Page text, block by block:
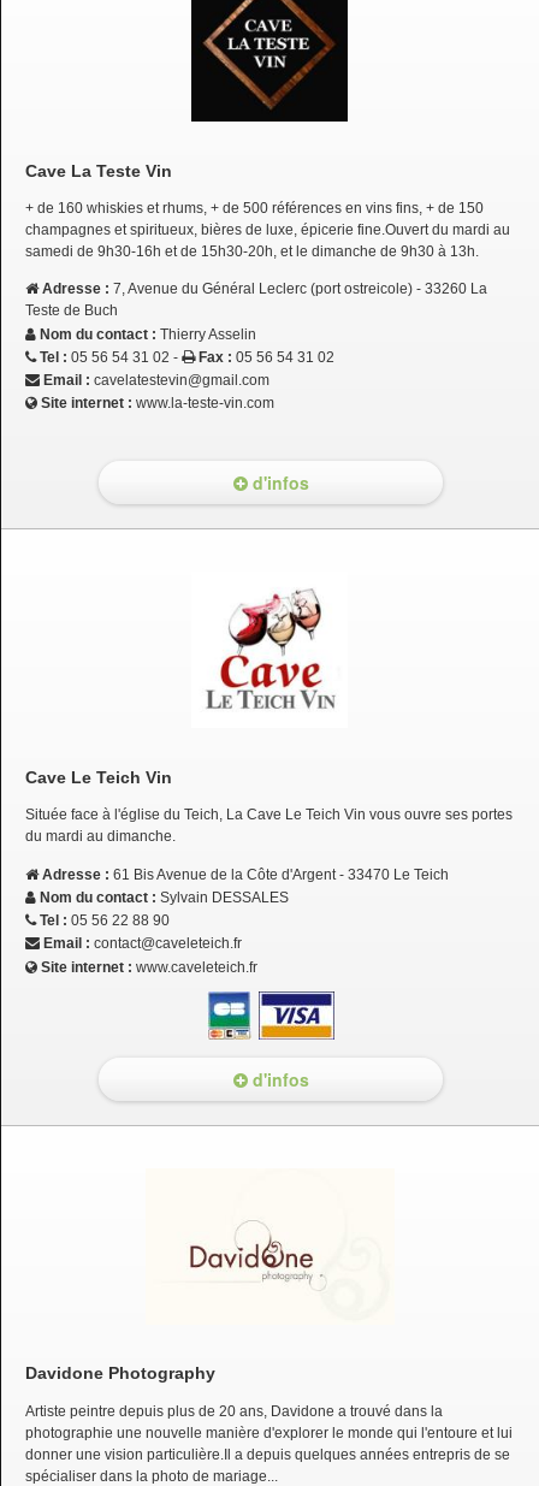
Cave La Teste Vin
+ de 160 whiskies et rhums, + de 500 références en vins fins, + de 150
champagnes et spiritueux, bières de luxe, épicerie fine.Ouvert du mardi au
samedi de 9h30-16h et de 15h30-20h, et le dimanche de 9h30 à 13h.
Adresse : 7, Avenue du Général Leclerc (port ostreicole) - 33260 La
Teste de Buch
Nom du contact : Thierry Asselin
Tel : 05 56 54 31 02 - Fax : 05 56 54 31 02
Email : cavelatestevin@gmail.com
Site internet : www.la-teste-vin.com
d'infos
Cave Le Teich Vin
Située face à l'église du Teich, La Cave Le Teich Vin vous ouvre ses portes
du mardi au dimanche.
Adresse : 61 Bis Avenue de la Côte d'Argent - 33470 Le Teich
Nom du contact : Sylvain DESSALES
Tel : 05 56 22 88 90
Email : contact@caveleteich.fr
Site internet : www.caveleteich.fr
d'infos
Davidone Photography
Artiste peintre depuis plus de 20 ans, Davidone a trouvé dans la
photographie une nouvelle manière d'explorer le monde qui l'entoure et lui
donner une vision particulière.Il a depuis quelques années entrepris de se
spécialiser dans la photo de mariage...